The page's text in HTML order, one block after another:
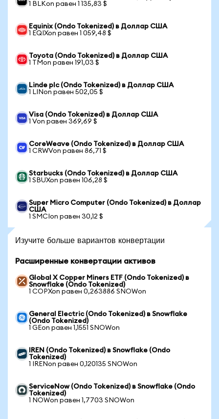
1 BLKon равен 1 135,83 $
Equinix (Ondo Tokenized) в Доллар США
1 EQIXon равен 1 059,48 $
Toyota (Ondo Tokenized) в Доллар США
1 TMon равен 191,03 $
Linde plc (Ondo Tokenized) в Доллар США
1 LINon равен 502,05 $
Visa (Ondo Tokenized) в Доллар США
1 Von равен 369,69 $
CoreWeave (Ondo Tokenized) в Доллар США
1 CRWVon равен 86,71 $
Starbucks (Ondo Tokenized) в Доллар США
1 SBUXon равен 106,28 $
Super Micro Computer (Ondo Tokenized) в Доллар
США
1 SMCIon равен 30,12 $
Изучите больше вариантов конвертации
Расширенные конвертации активов
Global X Copper Miners ETF (Ondo Tokenized) в
Snowflake (Ondo Tokenized)
1 COPXon равен 0,263886 SNOWon
General Electric (Ondo Tokenized) в Snowflake
(Ondo Tokenized)
1 GEon равен 1,1551 SNOWon
IREN (Ondo Tokenized) в Snowflake (Ondo
Tokenized)
1 IRENon равен 0,120135 SNOWon
ServiceNow (Ondo Tokenized) в Snowflake (Ondo
Tokenized)
1 NOWon равен 1,7703 SNOWon